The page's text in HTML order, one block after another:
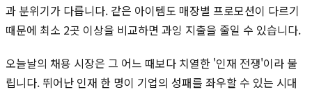
과 분위기가 다릅니다. 같은 아이템도 매장별 프로모션이 다르기
때문에 최소 2곳 이상을 비교하면 과잉 지출을 줄일 수 있습니다.
오늘날의 채용 시장은 그 어느 때보다 치열한 '인재 전쟁'이라 불
립니다. 뛰어난 인재 한 명이 기업의 성패를 좌우할 수 있는 시대